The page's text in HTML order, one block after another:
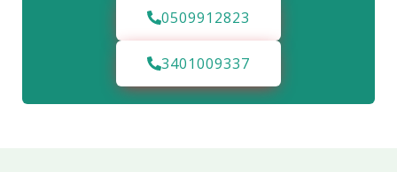
0509912823
3401009337